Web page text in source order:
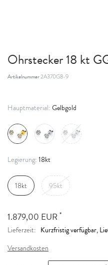
Ohrstecker 18 kt
Artikelnummer2A370G8-9
Hauptmaterial: Gelbgold
Legierung: 18kt
18kt 95kt
1.879,00 EUR *
Lieferzeit: Kurzfristig verfügbar,
Versandkosten